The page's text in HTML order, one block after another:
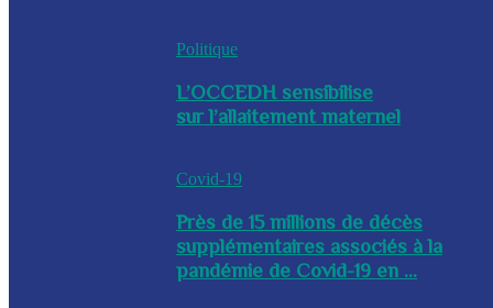
Politique
L’OCCEDH sensibilise
sur l’allaitement maternel
Covid-19
Près de 15 millions de décès
supplémentaires associés à la
pandémie de Covid-19 en ...